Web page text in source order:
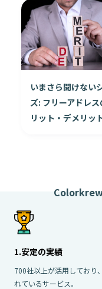
いまさら聞けない
ズ: フリーアドレス
リット・デメリッ
1.安定の実績
700社以上が活用しており
れているサービス。